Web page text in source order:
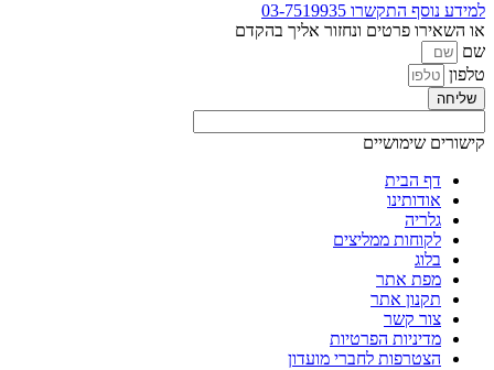
למידע נוסף התקשרו 03-7519935
או השאירו פרטים ונחזור אליך בהקדם
שם
טלפון
שליחה
קישורים שימושיים
דף הבית
אודותינו
גלריה
לקוחות ממליצים
בלוג
מפת אתר
תקנון אתר
צור קשר
מדיניות הפרטיות
הצטרפות לחברי מועדון